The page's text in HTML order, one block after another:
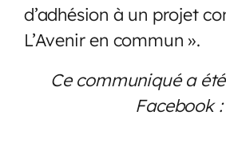
d’adhésion à un projet
L’Avenir en commun ».
Ce communiqué a
Facebook :